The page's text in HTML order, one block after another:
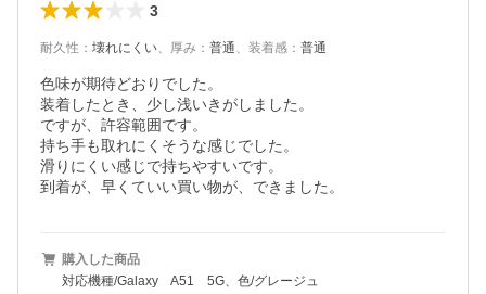
3
耐久性 ： 壊れにくい、 厚み ： 普通、 装着感 ： 普通
色味が期待どおりでした。
装着したとき、少し浅いきがしました。
ですが、許容範囲です。
持ち手も取れにくそうな感じでした。
滑りにくい感じで持ちやすいです。
到着が、早くていい買い物が、できました。
購入した商品
対応機種/Galaxy A51 5G、色/グレージュ